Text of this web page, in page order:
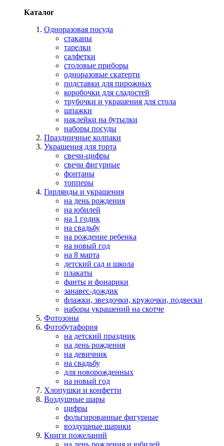
Каталог
Одноразовая посуда
стаканы
тарелки
салфетки
столовые приборы
одноразовые скатерти
подставки для пирожных
коробочки для сладостей
трубочки и украшения для стола
шпажки
наклейки на бутылки
наборы посуды
Праздничные колпаки
Украшения для торта
свечи-цифры
свечи фигурные
фонтаны
топперы
Гирлянды и украшения
на день рождения
на юбилей
на 1 годик
на свадьбу
на рождение ребенка
на новый год
на 8 марта
детский сад и школа
плакаты
фанты и фонарики
занавес-дождик
флажки, звездочки, кружочки, подвески
наборы украшений на скотче
Фотозоны
Фотобутафория
на детский праздник
на день рождения
на девичник
на свадьбу
для новорожденных
на новый год
Хлопушки и конфетти
Воздушные шары
цифры
фольгированные фигурные
воздушные шарики
Книги пожеланий
на день рождения и юбилей